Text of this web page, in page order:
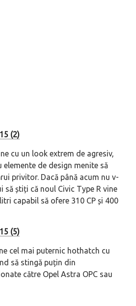
cu un look extrem de agresiv,
elemente de design menite să
privitor. Dacă până acum nu v-
să știți că noul Civic Type R vine
capabil să ofere 310 CP și 400
cel mai puternic hothatch cu
să stingă puțin din
către Opel Astra OPC sau